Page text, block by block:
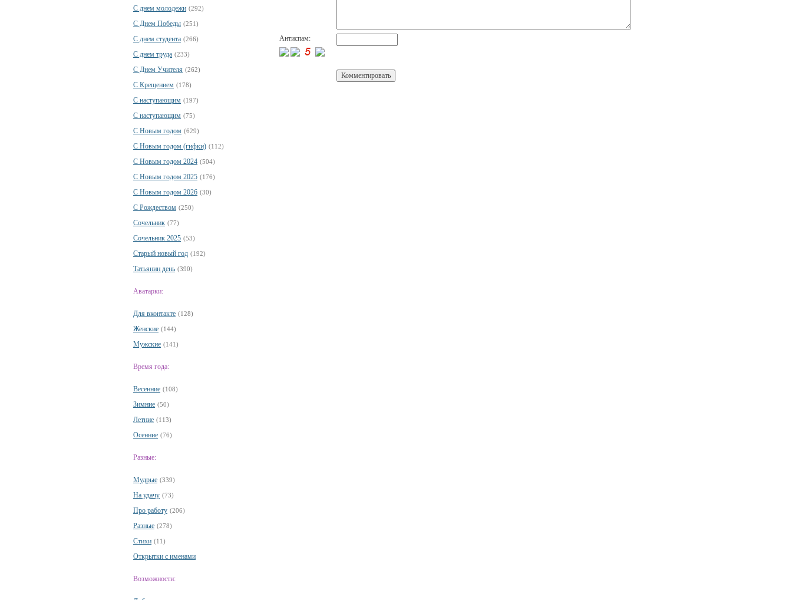
С днем молодежи (292)
С Днем Победы (251)
С днем студента (266)
С днем труда (233)
С Днем Учителя (262)
С Крещением (178)
С наступающим (197)
С наступающим (75)
С Новым годом (629)
С Новым годом (гифки) (112)
С Новым годом 2024 (504)
С Новым годом 2025 (176)
С Новым годом 2026 (30)
С Рождеством (250)
Сочельник (77)
Сочельник 2025 (53)
Старый новый год (192)
Татьянин день (390)
Аватарки:
Для вконтакте (128)
Женские (144)
Мужские (141)
Время года:
Весенние (108)
Зимние (50)
Летние (113)
Осенние (76)
Разные:
Мудрые (339)
На удачу (73)
Про работу (206)
Разные (278)
Стихи (11)
Открытки с именами
Возможности:
Антиспам: